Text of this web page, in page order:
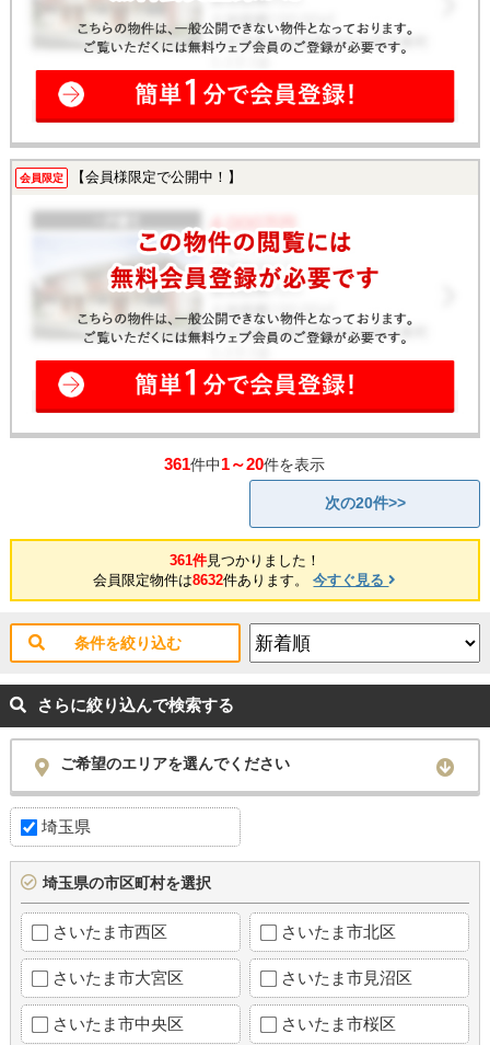
会員限定 【会員様限定で公開中！】
361件中1～20件を表示
次の20件>>
361件見つかりました！
会員限定物件は8632件あります。今すぐ見る
条件を絞り込む
さらに絞り込んで検索する
ご希望のエリアを選んでください
埼玉県
埼玉県の市区町村を選択
さいたま市西区 さいたま市北区
さいたま市大宮区 さいたま市見沼区
さいたま市中央区 さいたま市桜区